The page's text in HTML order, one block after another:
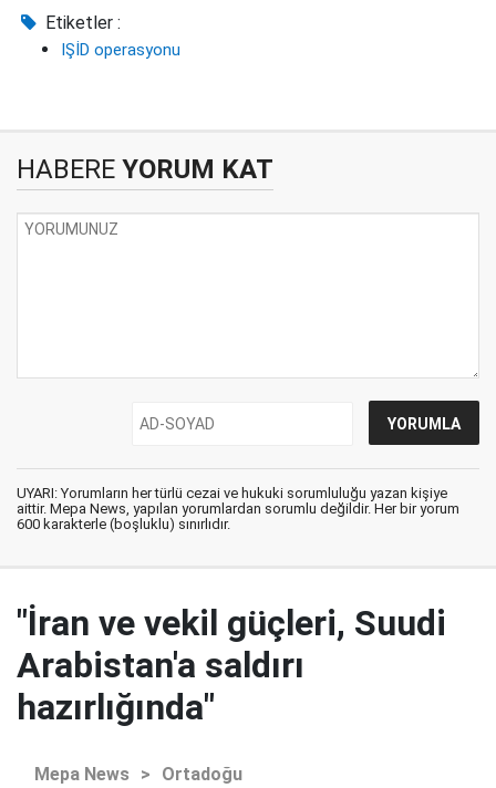
Etiketler :
IŞİD operasyonu
HABERE YORUM KAT
UYARI: Yorumların her türlü cezai ve hukuki sorumluluğu yazan kişiye
aittir. Mepa News, yapılan yorumlardan sorumlu değildir. Her bir yorum
600 karakterle (boşluklu) sınırlıdır.
"İran ve vekil güçleri, Suudi
Arabistan'a saldırı
hazırlığında"
Mepa News > Ortadoğu